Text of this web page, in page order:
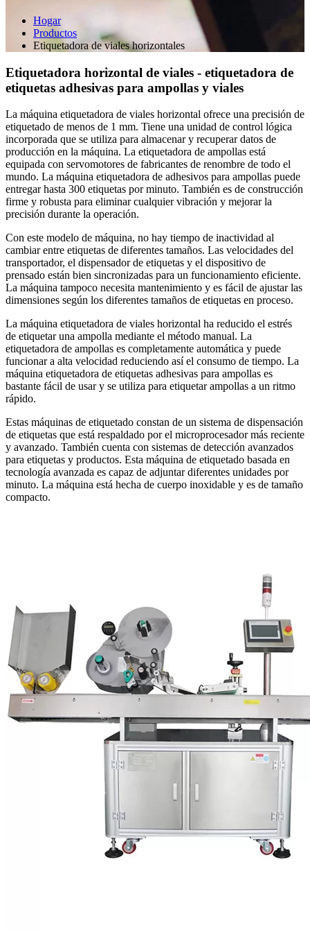
Hogar
Productos
Etiquetadora de viales horizontales
Etiquetadora horizontal de viales - etiquetadora de
etiquetas adhesivas para ampollas y viales
La máquina etiquetadora de viales horizontal ofrece una precisión de
etiquetado de menos de 1 mm. Tiene una unidad de control lógica
incorporada que se utiliza para almacenar y recuperar datos de
producción en la máquina. La etiquetadora de ampollas está
equipada con servomotores de fabricantes de renombre de todo el
mundo. La máquina etiquetadora de adhesivos para ampollas puede
entregar hasta 300 etiquetas por minuto. También es de construcción
firme y robusta para eliminar cualquier vibración y mejorar la
precisión durante la operación.
Con este modelo de máquina, no hay tiempo de inactividad al
cambiar entre etiquetas de diferentes tamaños. Las velocidades del
transportador, el dispensador de etiquetas y el dispositivo de
prensado están bien sincronizadas para un funcionamiento eficiente.
La máquina tampoco necesita mantenimiento y es fácil de ajustar las
dimensiones según los diferentes tamaños de etiquetas en proceso.
La máquina etiquetadora de viales horizontal ha reducido el estrés
de etiquetar una ampolla mediante el método manual. La
etiquetadora de ampollas es completamente automática y puede
funcionar a alta velocidad reduciendo así el consumo de tiempo. La
máquina etiquetadora de etiquetas adhesivas para ampollas es
bastante fácil de usar y se utiliza para etiquetar ampollas a un ritmo
rápido.
Estas máquinas de etiquetado constan de un sistema de dispensación
de etiquetas que está respaldado por el microprocesador más reciente
y avanzado. También cuenta con sistemas de detección avanzados
para etiquetas y productos. Esta máquina de etiquetado basada en
tecnología avanzada es capaz de adjuntar diferentes unidades por
minuto. La máquina está hecha de cuerpo inoxidable y es de tamaño
compacto.